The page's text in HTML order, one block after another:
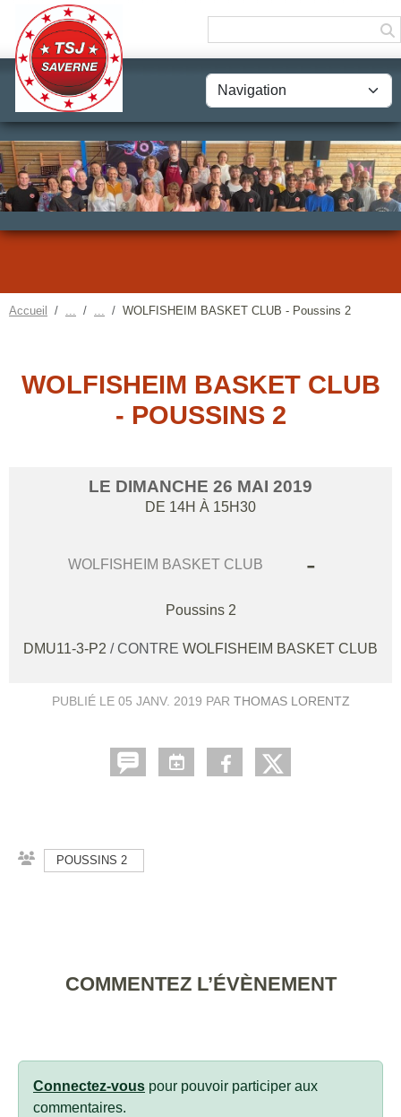
Accueil WOLFISHEIM BASKET CLUB - Poussins 2
WOLFISHEIM BASKET CLUB
- POUSSINS 2
LE DIMANCHE 26 MAI 2019
DE 14H À 15H30
WOLFISHEIM BASKET CLUB -
Poussins 2
DMU11-3-P2 / CONTRE WOLFISHEIM BASKET CLUB
PUBLIÉ LE 05 JANV. 2019 PAR THOMAS LORENTZ
POUSSINS 2
COMMENTEZ L’ÉVÈNEMENT
Connectez-vous pour pouvoir participer aux
commentaires.
Panneau de gestion des cookies